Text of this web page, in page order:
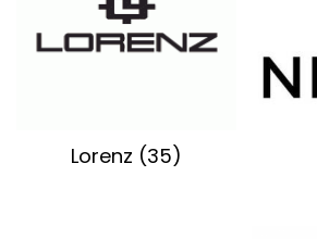
Lorenz (35)